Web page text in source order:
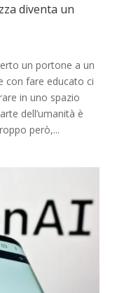
diventa un
un portone a un
con fare educato ci
in uno spazio
dell’umanità è
però,...